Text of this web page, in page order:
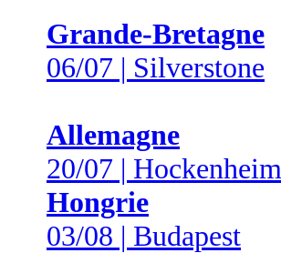
Grande-Bretagne
06/07 | Silverstone
Allemagne
20/07 | Hockenheim
Hongrie
03/08 | Budapest